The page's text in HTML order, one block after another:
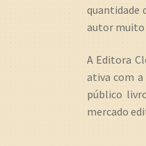
quantidade
autor muito
A Editora
ativa com
público
mercado